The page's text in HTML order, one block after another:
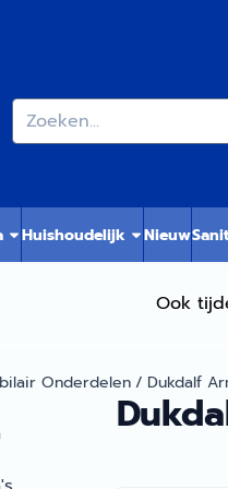
Zoeken
Huishoudelijk Nieuw
Ook
Onderdelen/ Dukdalf